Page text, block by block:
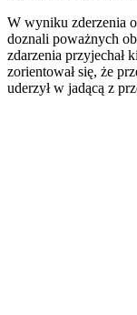
W wyniku zderzenia
doznali poważnych
zdarzenia przyjechał
zorientował się, że
uderzył w jadącą z